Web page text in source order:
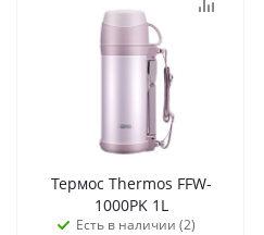
Термос Thermos FFW-
1000PK 1L
Есть в наличии (2)